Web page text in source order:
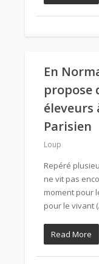
En
propose
éleveurs
Parisien
Loup
Repéré
ne vit pas
moment pour
pour le vivant
Read More